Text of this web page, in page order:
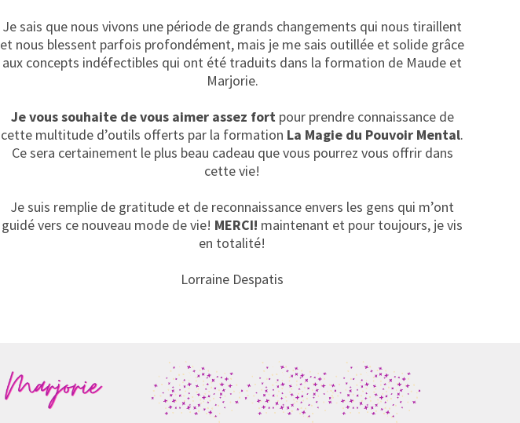
Je sais que nous vivons une période de grands changements qui nous tiraillent
et nous blessent parfois profondément, mais je me sais outillée et solide grâce
aux concepts indéfectibles qui ont été traduits dans la formation de Maude et
Marjorie.
Je vous souhaite de vous aimer assez fortpour prendre connaissance de
cette multitude d’outils offerts par la formation La Magie du Pouvoir Mental.
Ce sera certainement le plus beau cadeau que vous pourrez vous offrir dans
cette vie!
Je suis remplie de gratitude et de reconnaissance envers les gens qui m’ont
guidé vers ce nouveau mode de vie! MERCI! maintenant et pour toujours, je vis
en totalité!
Lorraine Despatis